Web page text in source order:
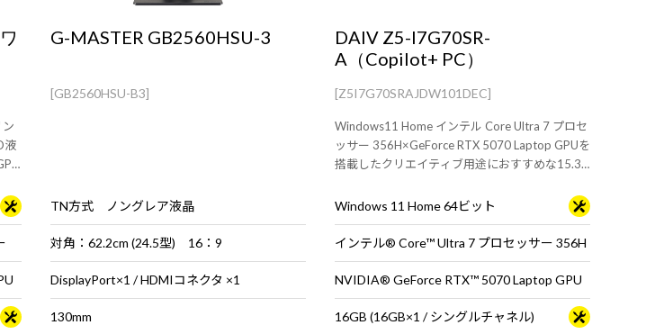
液
G-MASTER GB2560HSU-3
[GB2560HSU-B3]
TN方式 ノングレア液晶
対角：62.2cm (24.5型) 16：9
DisplayPort×1 / HDMIコネクタ ×1
130mm
DAIV Z5-I7G70SR-
A（Copilot+ PC）
[Z5I7G70SRAJDW101DEC]
Windows11 Home インテル Core Ultra 7 プロセ
ッサー 356H×GeForce RTX 5070 Laptop GPUを
搭載したクリエイティブ用途におすすめな15.3
Windows 11 Home 64ビット
インテル® Core™ Ultra 7 プロセッサー 356H
NVIDIA® GeForce RTX™ 5070 Laptop GPU
16GB (16GB×1 / シングルチャネル)